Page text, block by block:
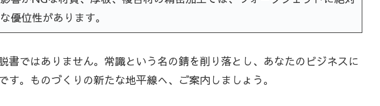
優位性があります。
ではありません。常識という名の錆を削り落とし、あなたのビジネスに
。ものづくりの新たな地平線へ、ご案内しましょう。